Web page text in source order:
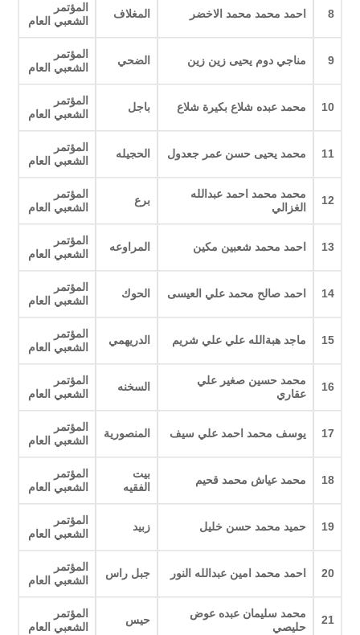
8 احمد محمد محمد الاخضر المغلاف
المؤتمر
الشعبي العام
9 مناجي دوم يحيى زين زين الضحي
المؤتمر
الشعبي العام
10 محمد عبده شلاع بكيرة شلاع باجل
المؤتمر
الشعبي العام
11 محمد يحيى حسن عمر جعدول الحجيله
المؤتمر
الشعبي العام
12
محمد محمد احمد عبدالله
الغزالي
برع
المؤتمر
الشعبي العام
13 احمد محمد شعبين مكين المراوعه
المؤتمر
الشعبي العام
14 احمد صالح محمد علي العيسى الحوك
المؤتمر
الشعبي العام
15 ماجد هبةالله علي علي شريم الدريهمي
المؤتمر
الشعبي العام
16
محمد حسين صغير علي
عقاري
السخنه
المؤتمر
الشعبي العام
17 يوسف محمد احمد علي سيف المنصورية
المؤتمر
الشعبي العام
18 محمد عياش محمد قحيم
بيت
الفقيه
المؤتمر
الشعبي العام
19 حميد محمد حسن خليل زبيد
المؤتمر
الشعبي العام
20 احمد محمد امين عبدالله النور جبل راس
المؤتمر
الشعبي العام
21
محمد سليمان عبده عوض
حليصي
حيس
المؤتمر
الشعبي العام